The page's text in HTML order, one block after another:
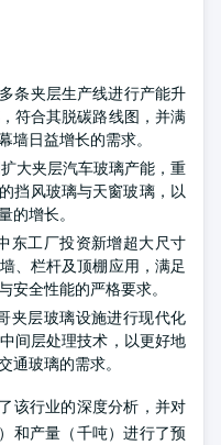
条夹层生产线进行产能升
符合其脱碳路线图，并满
墙日益增长的需求。
大夹层汽车玻璃产能，重
挡风玻璃与天窗玻璃，以
的增长。
东工厂投资新增超大尺寸
、栏杆及顶棚应用，满足
安全性能的严格要求。
夹层玻璃设施进行现代化
间层处理技术，以更好地
通玻璃的需求。
该行业的深度分析，并对
和产量（千吨）进行了预